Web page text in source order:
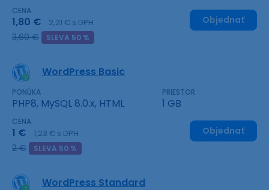
CENA
1,80 € 2,21 € s DPH
3,60 € SLEVA 50 %
Objednať
WordPress Basic
PONÚKA
PHP8, MySQL 8.0.x, HTML
PRIESTOR
1 GB
CENA
1 € 1,23 € s DPH
2 € SLEVA 50 %
Objednať
WordPress Standard